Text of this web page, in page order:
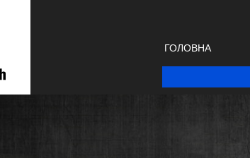
ГОЛОВНА